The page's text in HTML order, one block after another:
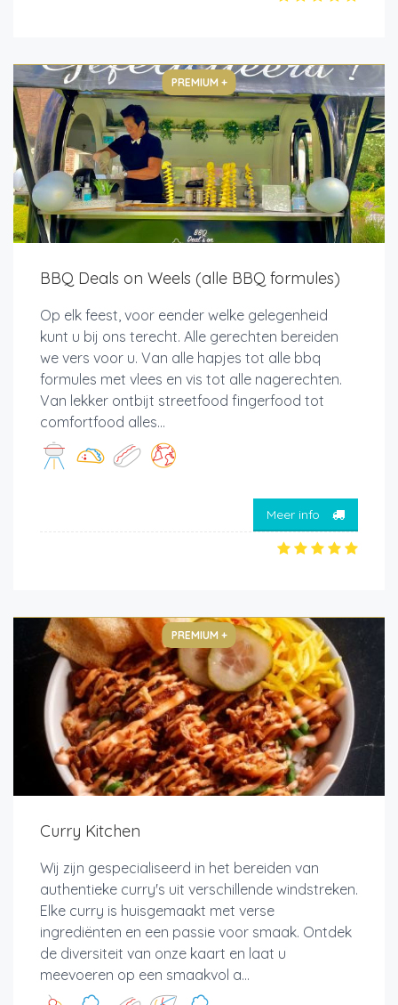
PREMIUM +
BBQ Deals on Weels (alle BBQ formules)
Op elk feest, voor eender welke gelegenheid
kunt u bij ons terecht. Alle gerechten bereiden
we vers voor u. Van alle hapjes tot alle bbq
formules met vlees en vis tot alle nagerechten.
Van lekker ontbijt streetfood fingerfood tot
comfortfood alles...
Meer info
PREMIUM +
Curry Kitchen
Wij zijn gespecialiseerd in het bereiden van
authentieke curry's uit verschillende windstreken.
Elke curry is huisgemaakt met verse
ingrediënten en een passie voor smaak. Ontdek
de diversiteit van onze kaart en laat u
meevoeren op een smaakvol a...